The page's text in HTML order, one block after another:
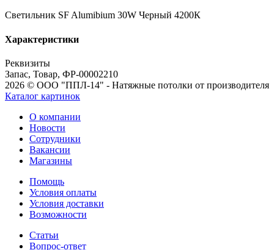
Светильник SF Alumibium 30W Черный 4200К
Характеристики
Реквизиты
Запас, Товар, ФР-00002210
2026 © ООО "ППЛ-14" - Натяжные потолки от производителя
Каталог картинок
О компании
Новости
Сотрудники
Вакансии
Магазины
Помощь
Условия оплаты
Условия доставки
Возможности
Статьи
Вопрос-ответ